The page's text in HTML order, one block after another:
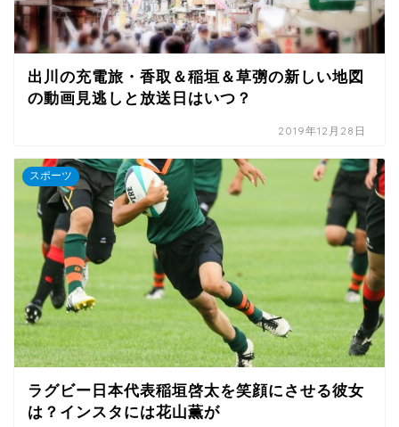
出川の充電旅・香取＆稲垣＆草彅の新しい地図
の動画見逃しと放送日はいつ？
2019年12月28日
スポーツ
ラグビー日本代表稲垣啓太を笑顔にさせる彼女
は？インスタには花山薫が